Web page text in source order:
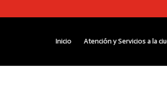
Inicio Atención y Servicios a la